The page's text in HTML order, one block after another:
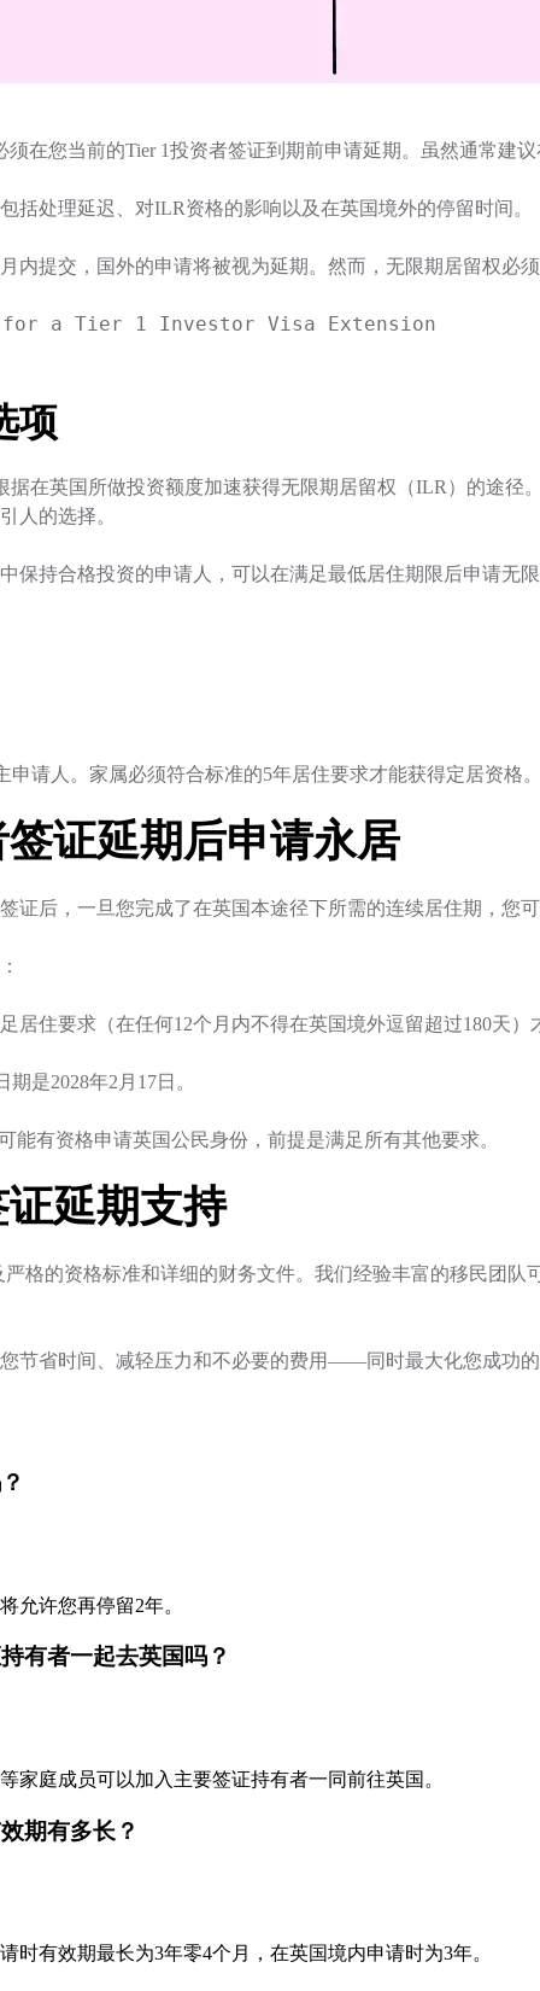
须在您当前的Tier 1投资者签证到期前申请延期。虽然通常建
括处理延迟、对ILR资格的影响以及在英国境外的停留时间。
内提交，国外的申请将被视为延期。然而，无限期居留权必
for a Tier 1 Investor Visa Extension
项
据在英国所做投资额度加速获得无限期居留权（ILR）的途径
人的选择。
保持合格投资的申请人，可以在满足最低居住期限后申请无
申请人。家属必须符合标准的5年居住要求才能获得定居资格
证延期后申请永居
证后，一旦您完成了在英国本途径下所需的连续居住期，您
居住要求（在任何12个月内不得在英国境外逗留超过180天）
是2028年2月17日。
能有资格申请英国公民身份，前提是满足所有其他要求。
延期支持
严格的资格标准和详细的财务文件。我们经验丰富的移民团
节省时间、减轻压力和不必要的费用——同时最大化您成功
允许您再停留2年。
有者一起去英国吗？
家庭成员可以加入主要签证持有者一同前往英国。
期有多长？
时有效期最长为3年零4个月，在英国境内申请时为3年。